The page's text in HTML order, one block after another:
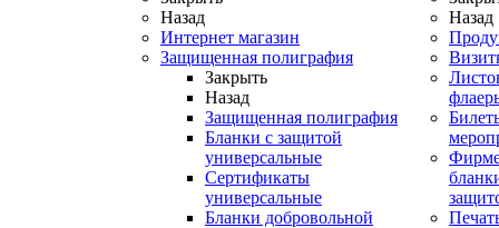
Назад
Интернет магазин
Защищенная полиграфия
Закрыть
Назад
Защищенная полиграфия
Бланки с защитой
универсальные
Сертификаты
универсальные
Бланки добровольной
Назад